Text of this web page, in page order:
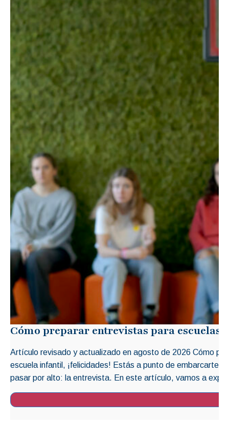
Cómo preparar entrevistas para escuelas
Artículo revisado y actualizado en agosto de 2026 Cómo
escuela infantil, ¡felicidades! Estás a punto de embarcarte
pasar por alto: la entrevista. En este artículo, vamos a